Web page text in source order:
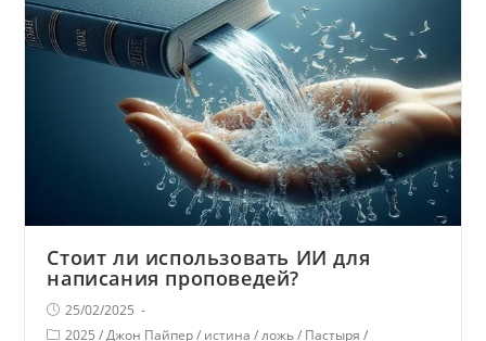
Стоит ли использовать ИИ для
написания проповедей?
25/02/2025
2025 / Джон Пайпер / истина / ложь / Пастыря /